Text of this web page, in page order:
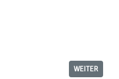
WEITER